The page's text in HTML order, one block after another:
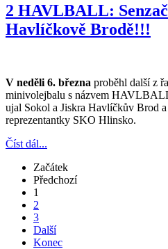
2 HAVLBALL:
Havlíčkově Brodě!!!
V neděli 6. března proběhl další z
minivolejbalu s názvem
ujal Sokol a Jiskra Havlíčkův Brod
reprezentantky SKO Hlinsko.
Číst dál...
Začátek
Předchozí
1
2
3
Další
Konec